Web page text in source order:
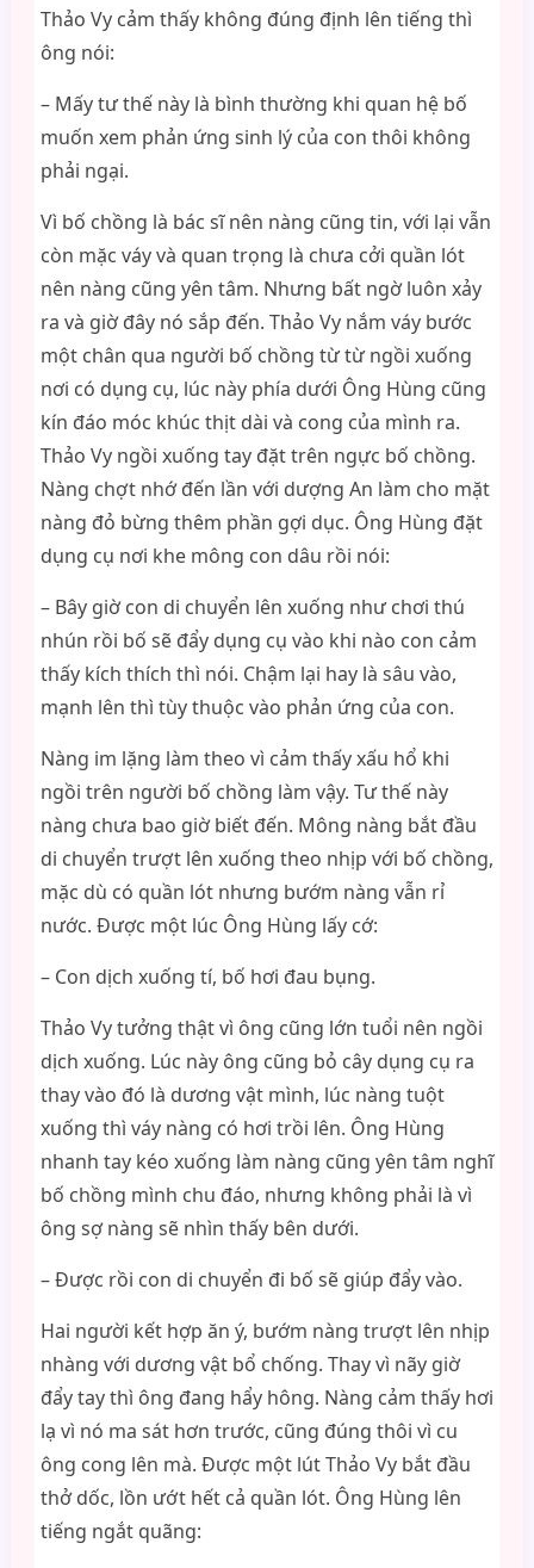
Thảo Vy cảm thấy không đúng định lên tiếng thì
ông nói:
– Mấy tư thế này là bình thường khi quan hệ bố
muốn xem phản ứng sinh lý của con thôi không
phải ngại.
Vì bố chồng là bác sĩ nên nàng cũng tin, với lại vẫn
còn mặc váy và quan trọng là chưa cởi quần lót
nên nàng cũng yên tâm. Nhưng bất ngờ luôn xảy
ra và giờ đây nó sắp đến. Thảo Vy nắm váy bước
một chân qua người bố chồng từ từ ngồi xuống
nơi có dụng cụ, lúc này phía dưới Ông Hùng cũng
kín đáo móc khúc thịt dài và cong của mình ra.
Thảo Vy ngồi xuống tay đặt trên ngực bố chồng.
Nàng chợt nhớ đến lần với dượng An làm cho mặt
nàng đỏ bừng thêm phần gợi dục. Ông Hùng đặt
dụng cụ nơi khe mông con dâu rồi nói:
– Bây giờ con di chuyển lên xuống như chơi thú
nhún rồi bố sẽ đẩy dụng cụ vào khi nào con cảm
thấy kích thích thì nói. Chậm lại hay là sâu vào,
mạnh lên thì tùy thuộc vào phản ứng của con.
Nàng im lặng làm theo vì cảm thấy xấu hổ khi
ngồi trên người bố chồng làm vậy. Tư thế này
nàng chưa bao giờ biết đến. Mông nàng bắt đầu
di chuyển trượt lên xuống theo nhịp với bố chồng,
mặc dù có quần lót nhưng bướm nàng vẫn rỉ
nước. Được một lúc Ông Hùng lấy cớ:
– Con dịch xuống tí, bố hơi đau bụng.
Thảo Vy tưởng thật vì ông cũng lớn tuổi nên ngồi
dịch xuống. Lúc này ông cũng bỏ cây dụng cụ ra
thay vào đó là dương vật mình, lúc nàng tuột
xuống thì váy nàng có hơi trồi lên. Ông Hùng
nhanh tay kéo xuống làm nàng cũng yên tâm nghĩ
bố chồng mình chu đáo, nhưng không phải là vì
ông sợ nàng sẽ nhìn thấy bên dưới.
– Được rồi con di chuyển đi bố sẽ giúp đẩy vào.
Hai người kết hợp ăn ý, bướm nàng trượt lên nhịp
nhàng với dương vật bổ chống. Thay vì nãy giờ
đẩy tay thì ông đang hẩy hông. Nàng cảm thấy hơi
lạ vì nó ma sát hơn trước, cũng đúng thôi vì cu
ông cong lên mà. Được một lút Thảo Vy bắt đầu
thở dốc, lồn ướt hết cả quần lót. Ông Hùng lên
tiếng ngắt quãng: